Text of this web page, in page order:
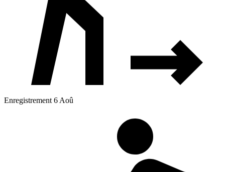
Enregistrement 6 Aoû